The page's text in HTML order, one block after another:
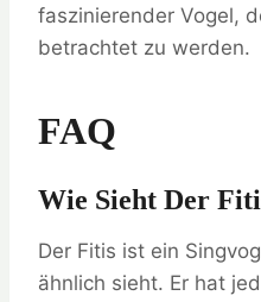
faszinierender Vogel,
betrachtet zu werden.
FAQ
Wie Sieht Der
Der Fitis ist ein
ähnlich sieht. Er hat